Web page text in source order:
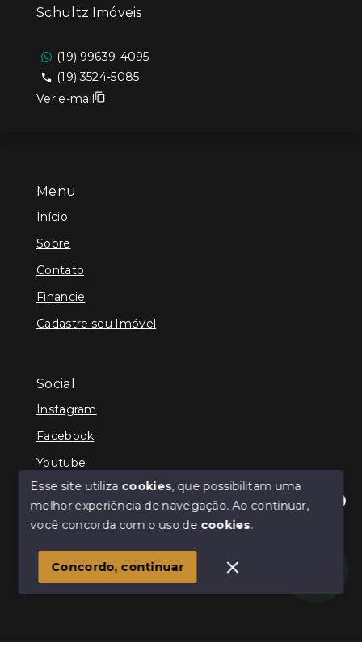
Olá! Estamos disponíveis para te ajudar.
Menu
Início
Sobre
Contato
Financie
Cadastre seu Imóvel
Social
Instagram
Facebook
Youtube
© Copyright 2026 - Schultz Imóveis - Todos os direitos
SITE PARA IMOBILIARIA
Schultz Imóveis
(19) 99639-4095
(19) 3524-5085
Ver e-mail
Esse site utiliza cookies, que possibilitam uma
melhor experiência de navegação.Ao continuar,
você concorda com o uso de cookies.
Concordo, continuar